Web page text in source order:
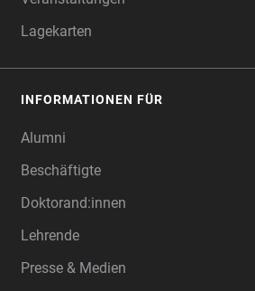
Lagekarten
INFORMATIONEN FÜR
Alumni
Beschäftigte
Doktorand:innen
Lehrende
Presse & Medien